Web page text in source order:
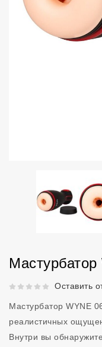
Рейтинг 5 из 5.Оставить
Мастурбатор WYNE
реалистичных
Внутри вы